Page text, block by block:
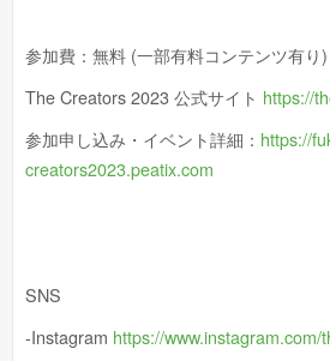
参加費：無料 (一部有料コンテンツ有り)
The Creators 2023 公式サイト https://
参加申し込み・イベント詳細： https://
creators2023.peatix.com
SNS
-Instagram https://